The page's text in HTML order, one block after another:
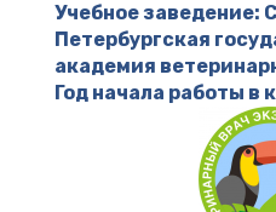
Учебное заведение:
Петербургская
академия
Год начала работы в